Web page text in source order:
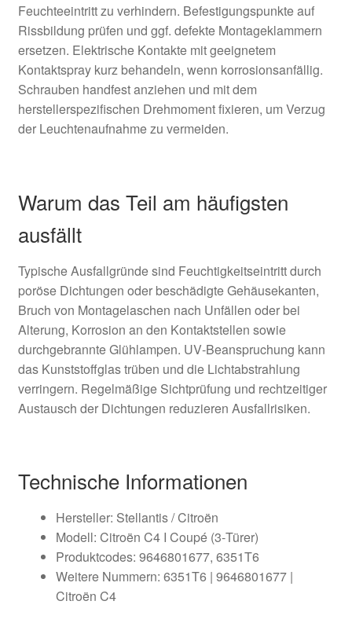
Feuchteeintritt zu verhindern. Befestigungspunkte auf
Rissbildung prüfen und ggf. defekte Montageklammern
ersetzen. Elektrische Kontakte mit geeignetem
Kontaktspray kurz behandeln, wenn korrosionsanfällig.
Schrauben handfest anziehen und mit dem
herstellerspezifischen Drehmoment fixieren, um Verzug
der Leuchtenaufnahme zu vermeiden.
Warum das Teil am häufigsten
ausfällt
Typische Ausfallgründe sind Feuchtigkeitseintritt durch
poröse Dichtungen oder beschädigte Gehäusekanten,
Bruch von Montagelaschen nach Unfällen oder bei
Alterung, Korrosion an den Kontaktstellen sowie
durchgebrannte Glühlampen. UV‑Beanspruchung kann
das Kunststoffglas trüben und die Lichtabstrahlung
verringern. Regelmäßige Sichtprüfung und rechtzeitiger
Austausch der Dichtungen reduzieren Ausfallrisiken.
Technische Informationen
Hersteller: Stellantis / Citroën
Modell: Citroën C4 I Coupé (3‑Türer)
Produktcodes: 9646801677, 6351T6
Weitere Nummern: 6351T6 | 9646801677 |
Citroën C4